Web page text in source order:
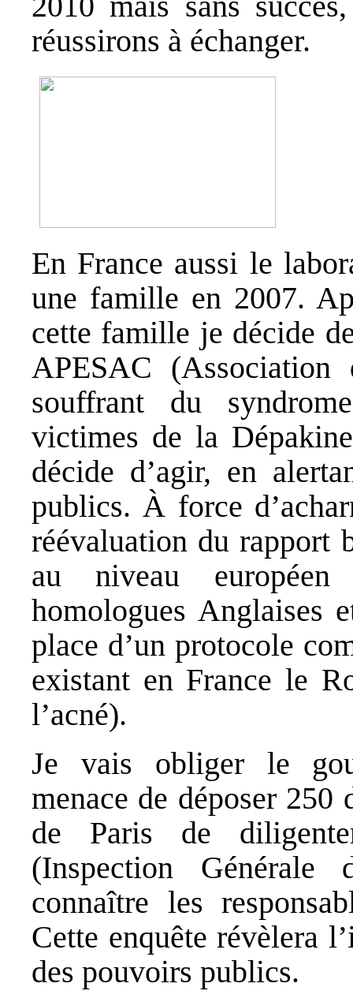
réussirons à échanger.
En France aussi le
une famille en 2007.
cette famille je décide
APESAC (Association
souffrant du
victimes de la
décide d’agir, en
publics. À force
réévaluation du rapport
au niveau
homologues Anglaises
place d’un protocole
existant en France le
l’acné).
Je vais obliger le
menace de déposer
de Paris de
(Inspection Générale
connaître les
Cette enquête révèlera
des pouvoirs publics.